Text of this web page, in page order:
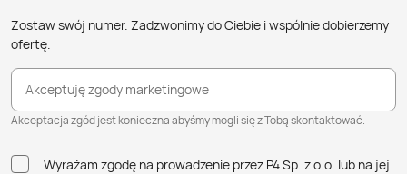
Zostaw swój numer. Zadzwonimy do Ciebie i wspólnie dobierzemy
ofertę.
Akceptuję zgody marketingowe
Akceptacja zgód jest konieczna abyśmy mogli się z Tobą skontaktować.
Wyrażam zgodę na prowadzenie przez P4 Sp. z o.o. lub na jej